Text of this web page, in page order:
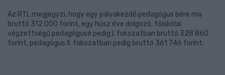
Az RTL megjegyzi, hogy egy pályakezdő pedagógus bére ma
bruttó 312 000 forint, egy húsz éve dolgozó, főiskolai
végzettségű pedagógusé pedig I. fokozatban bruttó 328 860
forint, pedagógus II. fokozatban pedig bruttó 361 746 forint.